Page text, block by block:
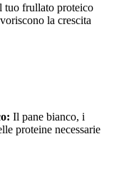
tuo frullato proteico
la crescita
Il pane bianco, i
proteine necessarie